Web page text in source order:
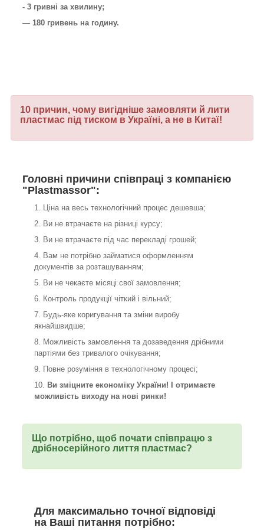
- 3 гривні за хвилину;
— 180 гривень на годину.
10 причин, чому вигідніше замовляти й лити
пластмас під тиском в Україні, а не в Китаї!
Головні причини співпраці з компанією
"Plastmassor":
Ціна на весь технологічний процес дешевша;
Ви не втрачаєте на різниці курсу;
Ви не втрачаєте під час перекладі грошей;
Вам не потрібно займатися оформленням
документів за розташуванням;
Ви не чекаєте місяці свої замовлення;
Контроль продукції чіткий і вільний;
Будь-яке коригування та зміни виробу
якнайшвидше;
Можливість замовлення та дозаведення дрібними
партіями без тривалого очікування;
Повне розуміння в технологічному процесі;
Ви зміцните економіку України! І отримаєте
можливість виходу на нові ринки!
Що потрібно, щоб почати співпрацю з
дрібносерійного лиття пластмас?
Для максимально точної відповіді
на Ваші питання потрібно: